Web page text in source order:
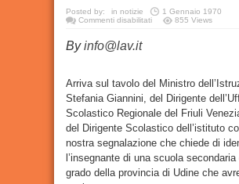
Posted by: in notizie
1 Gennaio 1970
Commenti disabilitatisu
scritto
al
Ministro
dell’Istruzione
855 Views
Byinfo@lav.it
Arriva sul tavolo del Ministro
Stefania Giannini, del Dirigente
Scolastico Regionale del Friuli
del Dirigente Scolastico dell’istituto
nostra segnalazione che chiede di
l’insegnante di una scuola
grado della provincia di Udine che